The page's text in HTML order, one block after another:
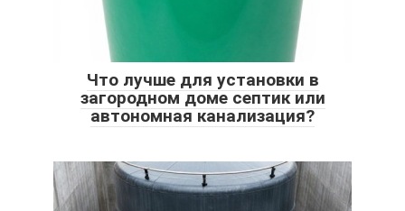
Что лучше для установки в
загородном доме септик или
автономная канализация?